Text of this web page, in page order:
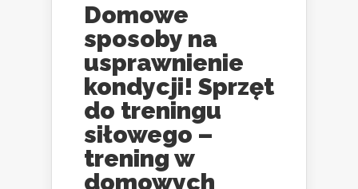
Domowe
sposoby na
usprawnienie
kondycji! Sprzęt
do treningu
siłowego –
trening w
domowych